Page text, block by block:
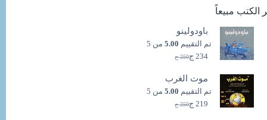
الكتب مبيعاً
باودولينو
تم التقييم 5.00 من 5
250 ج
السعر
هو:
250 ج.
234 ج
السعر
هو:
234 ج.
موت الغرب
تم التقييم 5.00 من 5
250 ج
السعر 219 ج
السعر